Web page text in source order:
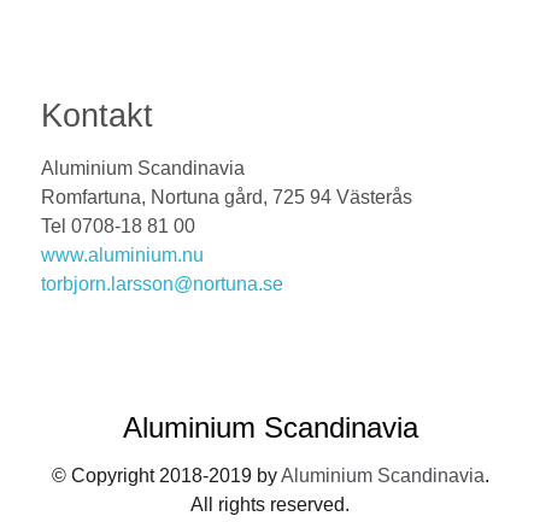
Kontakt
Aluminium Scandinavia
Romfartuna, Nortuna gård, 725 94 Västerås
Tel 0708-18 81 00
www.aluminium.nu
torbjorn.larsson@nortuna.se
Aluminium Scandinavia
© Copyright 2018-2019 byAluminium Scandinavia.
All rights reserved.